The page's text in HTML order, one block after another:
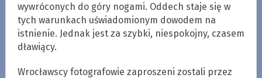
wywróconych do góry nogami. Oddech staje się w
tych warunkach uświadomionym dowodem na
istnienie. Jednak jest za szybki, niespokojny, czasem
dławiący.
Wrocławscy fotografowie zaproszeni zostali przez